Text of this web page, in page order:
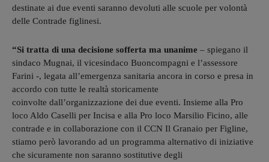
destinate ai due eventi saranno devoluti alle scuole per volontà
delle Contrade figlinesi.
“Si tratta di una decisione sofferta ma unanime – spiegano il
sindaco Mugnai, il vicesindaco Buoncompagni e l’assessore
Farini -, legata all’emergenza sanitaria ancora in corso e presa in
accordo con tutte le realtà storicamente
coinvolte dall’organizzazione dei due eventi. Insieme alla Pro
loco Aldo Caselli per Incisa e alla Pro loco Marsilio Ficino, alle
contrade e in collaborazione con il CCN Il Granaio per Figline,
stiamo però lavorando ad un programma alternativo di iniziative
che sicuramente non saranno sostitutive degli